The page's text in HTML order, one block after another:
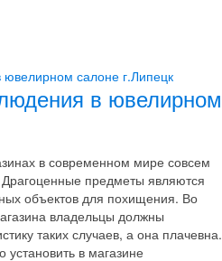
в ювелирном
в современном мире совсем
Драгоценные предметы являются
объектов для похищения. Во
владельцы должны
таких случаев, а она плачевна.
установить в магазине